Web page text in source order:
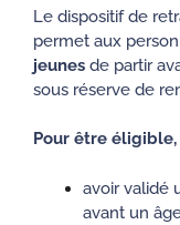
Le dispositif de
permet aux
jeunes de partir
sous réserve de
Pour être
avoir validé
avant un